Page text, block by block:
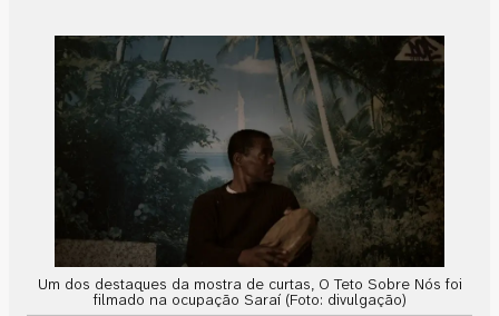
Um dos destaques da mostra de curtas, O Teto Sobre Nós foi
filmado na ocupação Saraí (Foto: divulgação)